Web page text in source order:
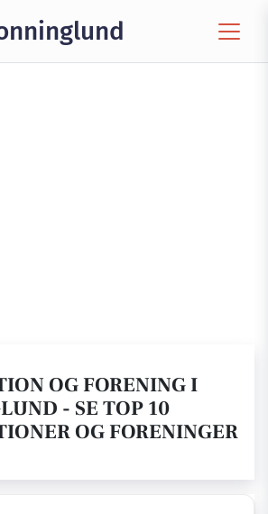
OG FORENING I
- SE TOP 10
OG FORENINGER